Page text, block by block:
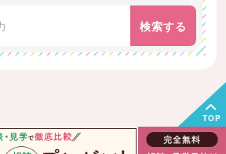
検索する
TOP